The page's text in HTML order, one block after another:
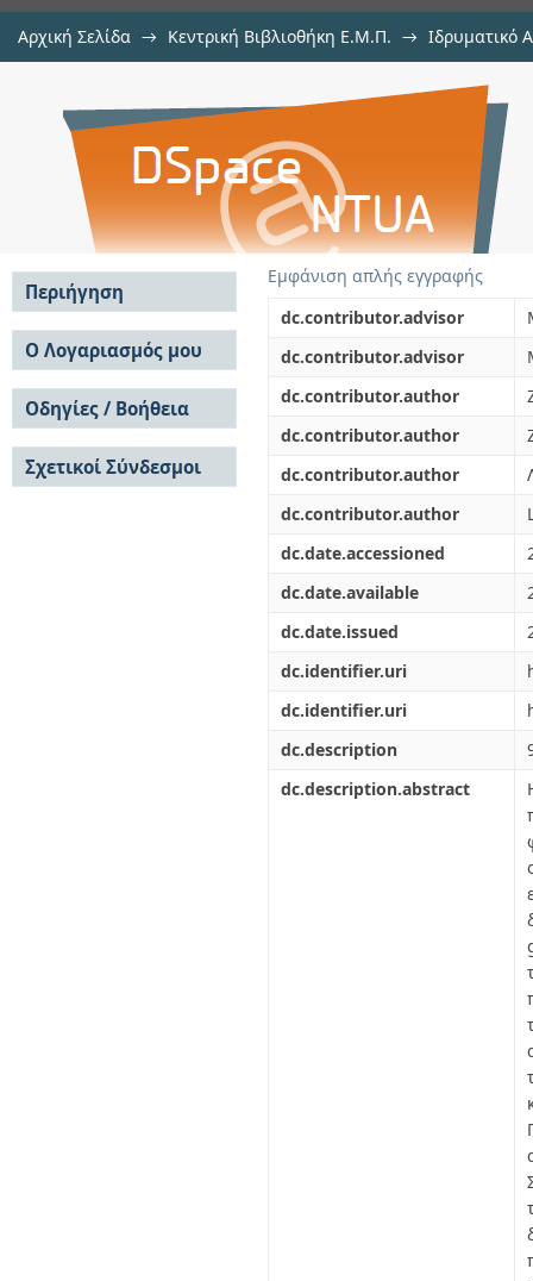
Αρχική Σελίδα → Κεντρική Βιβλιοθήκη Ε.Μ.Π. → Ιδρυματικό
Κωνσταντινούπολη: άτυπες
παγκόσμια πόλη
Εμφάνιση απλής εγγραφής
dc.contributor.advisor
dc.contributor.advisor
dc.contributor.author
dc.contributor.author
dc.contributor.author
dc.contributor.author
dc.date.accessioned
dc.date.available
dc.date.issued
dc.identifier.uri
dc.identifier.uri
dc.description
dc.description.abstract
Περιήγηση
Σε όλο το DSpace
Κοινότητες & Συλλογές
Ανά Ημερομηνία
Έκδοσης
Συγγραφείς
Τίτλοι
Θέματα
Ο Λογαριασμός μου
Σύνδεση
Εγγραφή
Οδηγίες / Βοήθεια
Οδηγίες Υποβολής
Οδηγίες Χρήσης ΙΑ
Συχνές Ερωτήσεις
Σχετικοί Σύνδεσμοι